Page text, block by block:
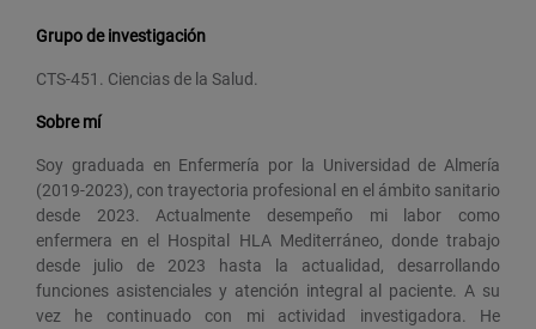
Grupo de investigación
CTS-451. Ciencias de la Salud.
Sobre mí
Soy graduada en Enfermería por la Universidad de Almería
(2019-2023), con trayectoria profesional en el ámbito sanitario
desde 2023. Actualmente desempeño mi labor como
enfermera en el Hospital HLA Mediterráneo, donde trabajo
desde julio de 2023 hasta la actualidad, desarrollando
funciones asistenciales y atención integral al paciente. A su
vez he continuado con mi actividad investigadora. He